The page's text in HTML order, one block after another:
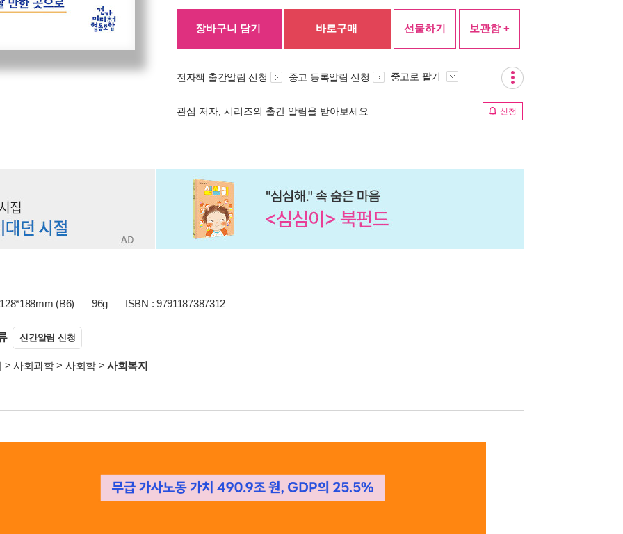
장바구니 담기 바로구매 선물하기 보관함 +
전자책 출간알림 신청 중고 등록알림 신청 중고로 팔기
관심 저자, 시리즈의 출간 알림을 받아보세요 신청
128*188mm (B6) 96g ISBN : 9791187387312
신간알림 신청
> 사회과학> 사회학>사회복지